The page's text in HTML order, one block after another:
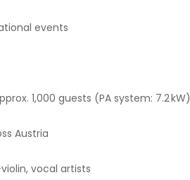
events
1,000 guests (PA system: 7.2 kW)
Austria
vocal artists